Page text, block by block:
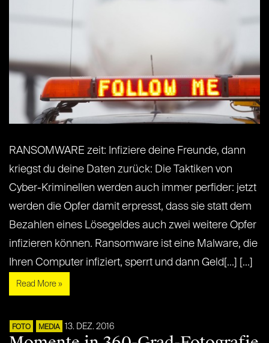
RANSOMWARE zeit: Infiziere deine Freunde, dann
kriegst du deine Daten zurück: Die Taktiken von
Cyber-Kriminellen werden auch immer perfider: jetzt
werden die Opfer damit erpresst, dass sie statt dem
Bezahlen eines Lösegeldes auch zwei weitere Opfer
infizieren können. Ransomware ist eine Malware, die
Ihren Computer infiziert, sperrt und dann Geld[...] [...]
Read More »
FOTO MEDIA 13. DEZ. 2016